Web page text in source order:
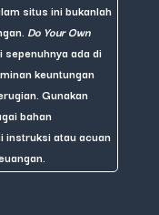
situs ini bukanlah
Do Your Own
sepenuhnya ada di
keuntungan
Gunakan
bahan
instruksi atau acuan